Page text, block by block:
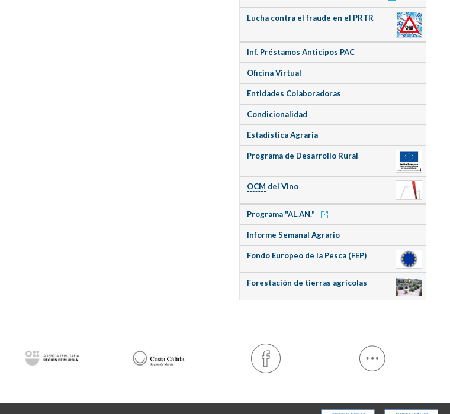
Lucha contra el fraude en el PRTR
Inf. Préstamos Anticipos PAC
Oficina Virtual
Entidades Colaboradoras
Condicionalidad
Estadística Agraria
Programa de Desarrollo Rural
OCM del Vino
Programa "AL.AN."
Informe Semanal Agrario
Fondo Europeo de la Pesca (FEP)
Forestación de tierras agrícolas